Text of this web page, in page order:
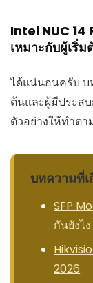
Intel NUC
เหมาะกับผู้เริ่
ได้แน่นอนครับ บ
ต้นและผู้มีประส
ตัวอย่างให้ทำต
บทความที่เ
SFP
กันยังไง
2026